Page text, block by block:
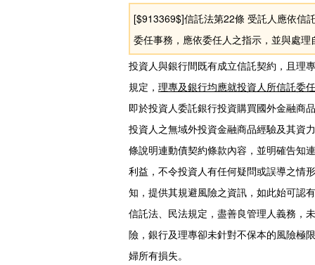
[$913369$]信託法第22條 受託人應依信
委任事務，應依委任人之指示，並與處
投資人與銀行間既有成立信託契約，且理
規定， 理專及銀行均應就投資人所信託委
即於投資人委託銀行投資購買國外金融商
投資人之無域外投資金融商品經驗及其資
條說明連動債契約條款內容，並明確告知
利益，不令投資人有任何疑問或誤導之情
知，提供其規避風險之資訊，如此始可認
信託法、民法規定，盡善良管理人義務，
險，銀行及理專卻未針對不保本的風險極
婦所有損失。